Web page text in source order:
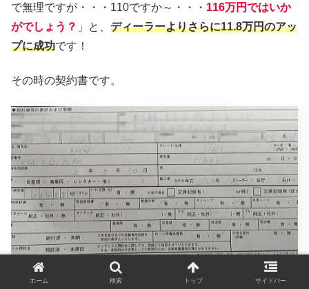
で無理ですが・・・110ですか～・・・ 116万円ではいか
がでしょう？ 」と、 ディーラーよりさらに11.8万円のアッ
プに成功です！
その時の契約書です。
ホーム 検索 トップ サイドバー